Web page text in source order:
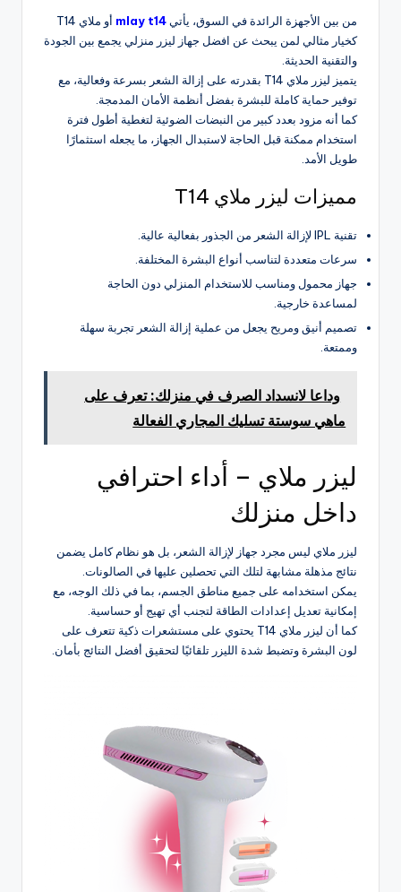
من بين الأجهزة الرائدة في السوق، يأتي mlay t14
أو ملاي T14
كخيار مثالي لمن يبحث عن افضل جهاز ليزر منزلي يجمع بين الجودة
والتقنية الحديثة.
يتميز ليزر ملاي T14 بقدرته على إزالة الشعر بسرعة وفعالية، مع
توفير حماية كاملة للبشرة بفضل أنظمة الأمان المدمجة.
كما أنه مزود بعدد كبير من النبضات الضوئية لتغطية أطول فترة
استخدام ممكنة قبل الحاجة لاستبدال الجهاز، ما يجعله استثمارًا
طويل الأمد.
مميزات ليزر ملاي T14
تقنية IPL لإزالة الشعر من الجذور بفعالية عالية.
سرعات متعددة لتناسب أنواع البشرة المختلفة.
جهاز محمول ومناسب للاستخدام المنزلي دون الحاجة
لمساعدة خارجية.
تصميم أنيق ومريح يجعل من عملية إزالة الشعر تجربة سهلة
وممتعة.
وداعا لانسداد الصرف في منزلك: تعرف على
ماهي سوستة تسليك المجاري الفعالة
ليزر ملاي – أداء احترافي
داخل منزلك
ليزر ملاي ليس مجرد جهاز لإزالة الشعر، بل هو نظام كامل يضمن
نتائج مذهلة مشابهة لتلك التي تحصلين عليها في الصالونات.
يمكن استخدامه على جميع مناطق الجسم، بما في ذلك الوجه، مع
إمكانية تعديل إعدادات الطاقة لتجنب أي تهيج أو حساسية.
كما أن ليزر ملاي T14
يحتوي على مستشعرات ذكية تتعرف على
لون البشرة وتضبط شدة الليزر تلقائيًا لتحقيق أفضل النتائج بأمان.